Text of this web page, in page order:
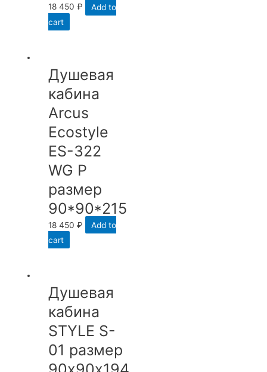
18 450₽
Add to
cart
Душевая
кабина
Arcus
Ecostyle
ES-322
WG P
размер
90*90*215
18 450₽
Add to
cart
Душевая
кабина
STYLE S-
01 размер